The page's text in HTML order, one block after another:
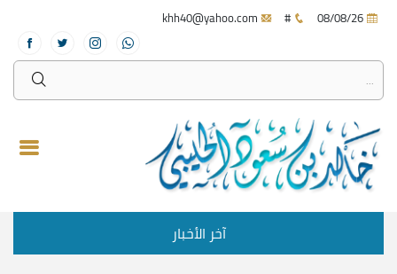
#
آخر الأخبار